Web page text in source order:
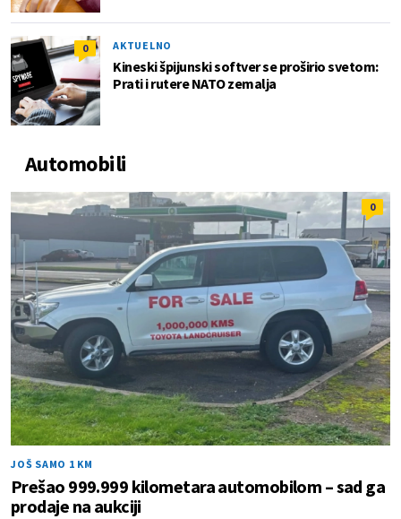
0 AKTUELNO
Kineski špijunski softver se proširio svetom:
Prati i rutere NATO zemalja
Automobili
0
JOŠ SAMO 1 KM
Prešao 999.999 kilometara automobilom – sad ga
prodaje na aukciji